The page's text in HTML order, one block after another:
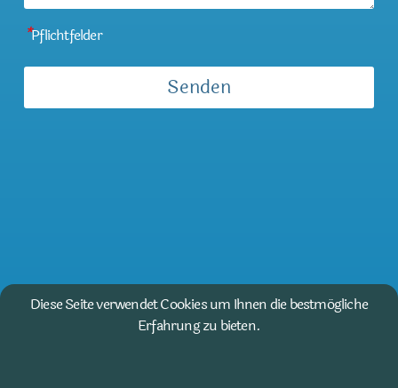
*Pflichtfelder
Diese Seite verwendet Cookies um Ihnen die bestmögliche
Erfahrung zu bieten.